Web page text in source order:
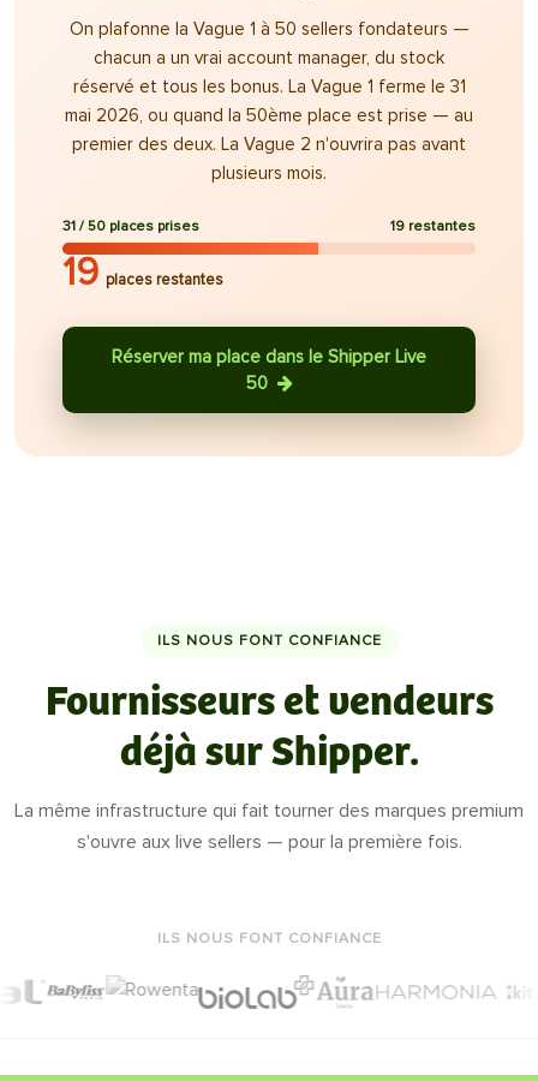
On plafonne la Vague 1 à 50 sellers fondateurs —
chacun a un vrai account manager, du stock
réservé et tous les bonus. La Vague 1 ferme le 31
mai 2026, ou quand la 50ème place est prise — au
premier des deux. La Vague 2 n'ouvrira pas avant
plusieurs mois.
31 / 50 places prises 19 restantes
19 places restantes
Réserver ma place dans le Shipper Live
50
ILS NOUS FONT CONFIANCE
Fournisseurs et vendeurs
déjà sur Shipper.
La même infrastructure qui fait tourner des marques premium
s'ouvre aux live sellers — pour la première fois.
ILS NOUS FONT CONFIANCE